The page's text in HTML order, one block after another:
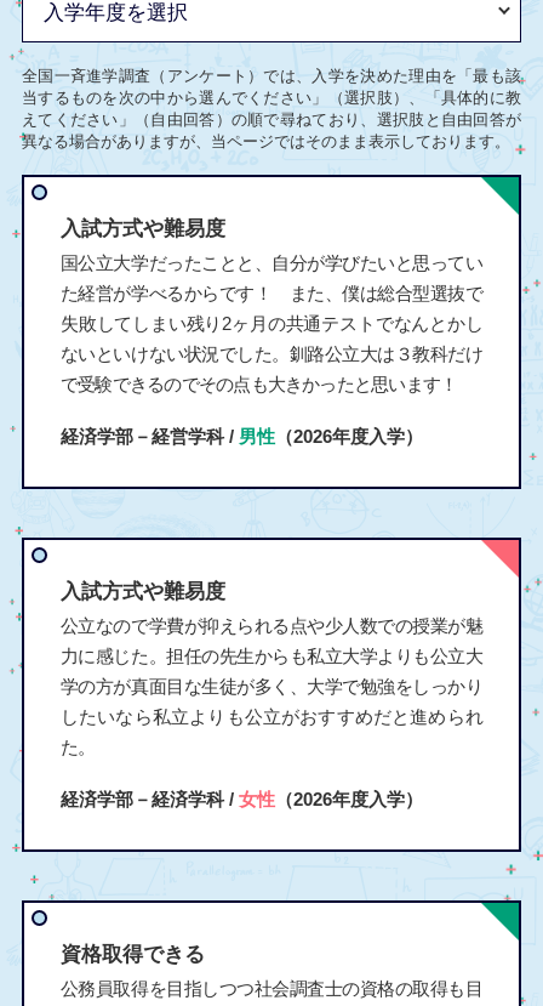
全国一斉進学調査（アンケート）では、入学を決めた理由を「最も該
当するものを次の中から選んでください」（選択肢）、「具体的に教
えてください」（自由回答）の順で尋ねており、選択肢と自由回答が
異なる場合がありますが、当ページではそのまま表示しております。
入試方式や難易度
国公立大学だったことと、自分が学びたいと思ってい
た経営が学べるからです！ また、僕は総合型選抜で
失敗してしまい残り2ヶ月の共通テストでなんとかし
ないといけない状況でした。釧路公立大は３教科だけ
で受験できるのでその点も大きかったと思います！
経済学部－経営学科 / 男性（2026年度入学）
入試方式や難易度
公立なので学費が抑えられる点や少人数での授業が魅
力に感じた。担任の先生からも私立大学よりも公立大
学の方が真面目な生徒が多く、大学で勉強をしっかり
したいなら私立よりも公立がおすすめだと進められ
た。
経済学部－経済学科 / 女性（2026年度入学）
資格取得できる
公務員取得を目指しつつ社会調査士の資格の取得も目